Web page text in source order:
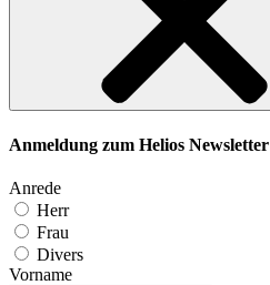
Anmeldung zum Helios Newsletter
Anrede
Herr
Frau
Divers
Vorname